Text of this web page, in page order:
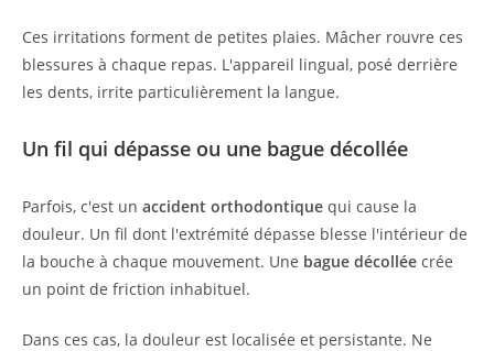
Ces irritations forment de petites plaies. Mâcher rouvre ces
blessures à chaque repas. L'appareil lingual, posé derrière
les dents, irrite particulièrement la langue.
Un fil qui dépasse ou une bague décollée
Parfois, c'est un accident orthodontique qui cause la
douleur. Un fil dont l'extrémité dépasse blesse l'intérieur de
la bouche à chaque mouvement. Une bague décollée crée
un point de friction inhabituel.
Dans ces cas, la douleur est localisée et persistante. Ne